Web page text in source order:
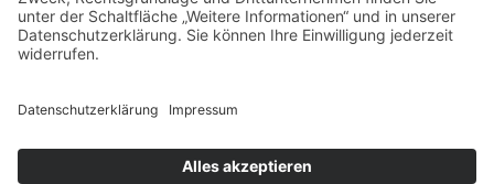
Partner
Schutzkonzept
Datenschutz
Impressum